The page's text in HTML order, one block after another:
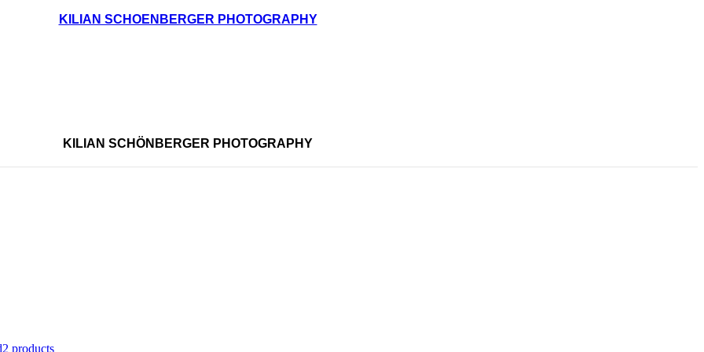
KILIAN SCHOENBERGER PHOTOGRAPHY
KILIAN SCHÖNBERGER PHOTOGRAPHY
2 products